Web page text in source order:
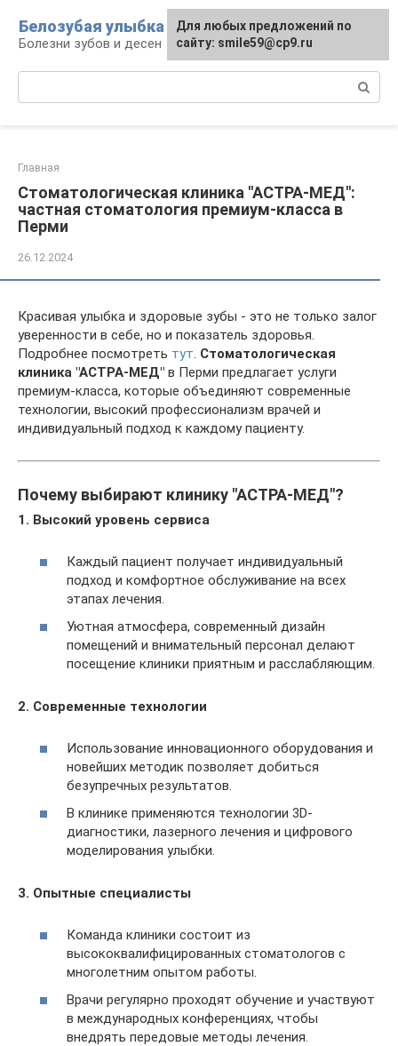
контенту
Белозубая улыбка
Болезни зубов и десен
Главная
Стоматологическая клиника "АСТРА-МЕД":
частная стоматология премиум-класса в
Перми
26.12.2024
Красивая улыбка и здоровые зубы - это не только залог
уверенности в себе, но и показатель здоровья.
Подробнее посмотреть тут. Стоматологическая
клиника "АСТРА-МЕД" в Перми предлагает услуги
премиум-класса, которые объединяют современные
технологии, высокий профессионализм врачей и
индивидуальный подход к каждому пациенту.
Почему выбирают клинику "АСТРА-МЕД"?
1. Высокий уровень сервиса
Каждый пациент получает индивидуальный
подход и комфортное обслуживание на всех
этапах лечения.
Уютная атмосфера, современный дизайн
помещений и внимательный персонал делают
посещение клиники приятным и расслабляющим.
2. Современные технологии
Использование инновационного оборудования и
новейших методик позволяет добиться
безупречных результатов.
В клинике применяются технологии 3D-
диагностики, лазерного лечения и цифрового
моделирования улыбки.
3. Опытные специалисты
Команда клиники состоит из
высококвалифицированных стоматологов с
многолетним опытом работы.
Врачи регулярно проходят обучение и участвуют
в международных конференциях, чтобы
внедрять передовые методы лечения.
Для любых предложений по
сайту: smile59@cp9.ru